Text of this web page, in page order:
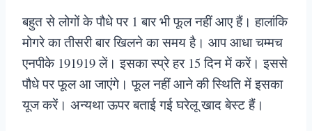
बहुत से लोगों के पौधे पर 1 बार भी फूल नहीं आए हैं। हालांकि
मोगरे का तीसरी बार खिलने का समय है। आप आधा चम्मच
एनपीके 191919 लें। इसका स्प्रे हर 15 दिन में करें। इससे
पौधे पर फूल आ जाएंगे। फूल नहीं आने की स्थिति में इसका
यूज करें। अन्यथा ऊपर बताई गई घरेलू खाद बेस्ट हैं।